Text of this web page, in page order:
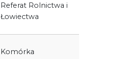
Referat Rolnictwa i
Łowiectwa
Komórka